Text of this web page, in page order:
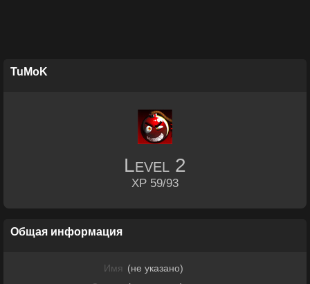
TuMoK
Level 2
XP 59/93
Общая информация
Имя (не указано)